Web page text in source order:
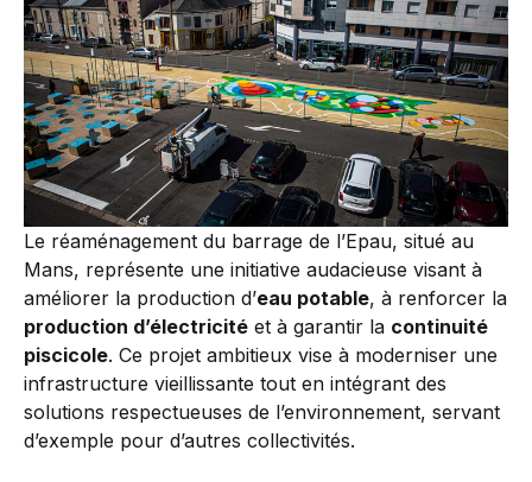
Le réaménagement du barrage de l’Epau, situé au
Mans, représente une initiative audacieuse visant à
améliorer la production d’eau potable, à renforcer la
production d’électricité et à garantir la continuité
piscicole. Ce projet ambitieux vise à moderniser une
infrastructure vieillissante tout en intégrant des
solutions respectueuses de l’environnement, servant
d’exemple pour d’autres collectivités.